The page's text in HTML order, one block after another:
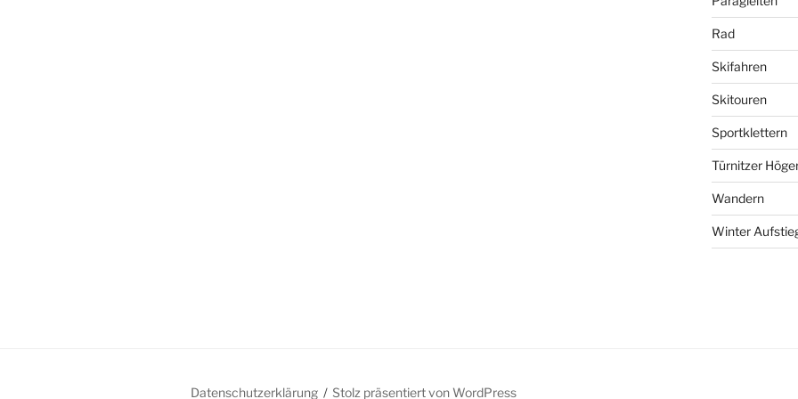
Rad
Skifahren
Skitouren
Sportklettern
Türnitzer
Wandern
Winter
Datenschutzerklärung Stolz präsentiert von WordPress